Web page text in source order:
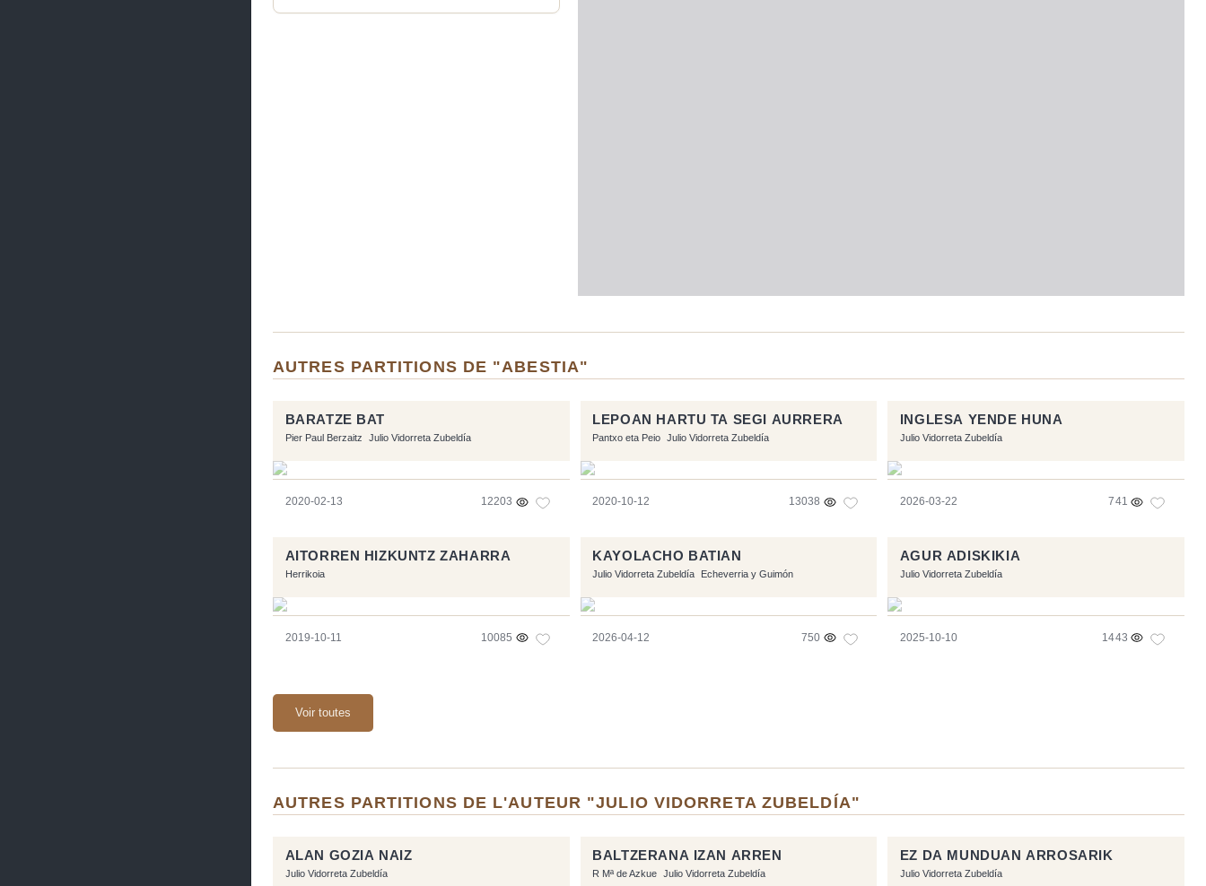
AUTRES PARTITIONS DE "ABESTIA"
BARATZE BAT
Pier Paul Berzaitz Julio Vidorreta Zubeldía
2020-02-13 12203
LEPOAN HARTU TA SEGI AURRERA
Pantxo eta Peio Julio Vidorreta Zubeldía
2020-10-12 13038
INGLESA YENDE HUNA
Julio Vidorreta Zubeldía
2026-03-22 741
AITORREN HIZKUNTZ ZAHARRA
Herrikoia
2019-10-11 10085
KAYOLACHO BATIAN
Julio Vidorreta Zubeldía Echeverria y Guimón
2026-04-12 750
AGUR ADISKIKIA
Julio Vidorreta Zubeldía
2025-10-10 1443
Voir toutes
AUTRES PARTITIONS DE L'AUTEUR "JULIO VIDORRETA ZUBELDÍA"
ALAN GOZIA NAIZ
Julio Vidorreta Zubeldía
BALTZERANA IZAN ARREN
R Mª de Azkue Julio Vidorreta Zubeldía
EZ DA MUNDUAN ARROSARIK
Julio Vidorreta Zubeldía